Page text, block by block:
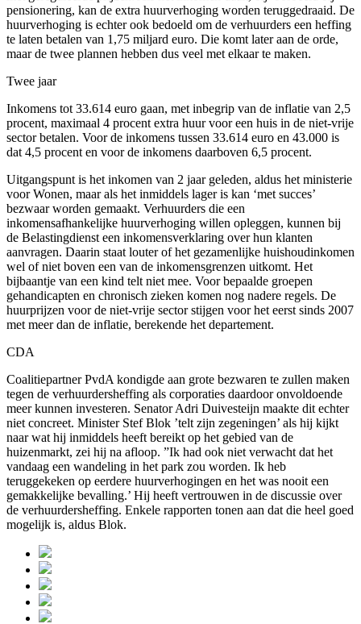
pensionering, kan de extra huurverhoging worden teruggedraaid. De
huurverhoging is echter ook bedoeld om de verhuurders een heffing
te laten betalen van 1,75 miljard euro. Die komt later aan de orde,
maar de twee plannen hebben dus veel met elkaar te maken.
Twee jaar
Inkomens tot 33.614 euro gaan, met inbegrip van de inflatie van 2,5
procent, maximaal 4 procent extra huur voor een huis in de niet-vrije
sector betalen. Voor de inkomens tussen 33.614 euro en 43.000 is
dat 4,5 procent en voor de inkomens daarboven 6,5 procent.
Uitgangspunt is het inkomen van 2 jaar geleden, aldus het ministerie
voor Wonen, maar als het inmiddels lager is kan ‘met succes’
bezwaar worden gemaakt. Verhuurders die een
inkomensafhankelijke huurverhoging willen opleggen, kunnen bij
de Belastingdienst een inkomensverklaring over hun klanten
aanvragen. Daarin staat louter of het gezamenlijke huishoudinkomen
wel of niet boven een van de inkomensgrenzen uitkomt. Het
bijbaantje van een kind telt niet mee. Voor bepaalde groepen
gehandicapten en chronisch zieken komen nog nadere regels. De
huurprijzen voor de niet-vrije sector stijgen voor het eerst sinds 2007
met meer dan de inflatie, berekende het departement.
CDA
Coalitiepartner PvdA kondigde aan grote bezwaren te zullen maken
tegen de verhuurdersheffing als corporaties daardoor onvoldoende
meer kunnen investeren. Senator Adri Duivesteijn maakte dit echter
niet concreet. Minister Stef Blok ’telt zijn zegeningen’ als hij kijkt
naar wat hij inmiddels heeft bereikt op het gebied van de
huizenmarkt, zei hij na afloop. ”Ik had ook niet verwacht dat het
vandaag een wandeling in het park zou worden. Ik heb
teruggekeken op eerdere huurverhogingen en het was nooit een
gemakkelijke bevalling.’ Hij heeft vertrouwen in de discussie over
de verhuurdersheffing. Enkele rapporten tonen aan dat die heel goed
mogelijk is, aldus Blok.